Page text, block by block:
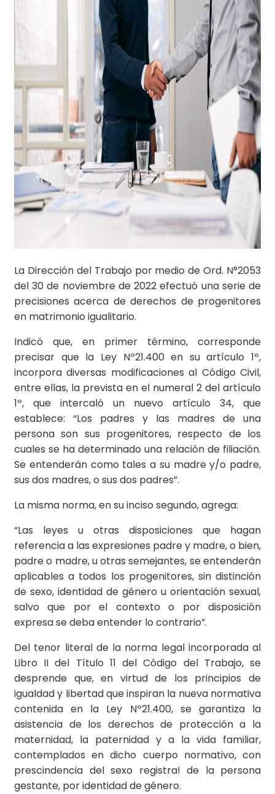
La Dirección del Trabajo por medio de Ord. N°2053
del 30 de noviembre de 2022 efectuó una serie de
precisiones acerca de derechos de progenitores
en matrimonio igualitario.
Indicó que, en primer término, corresponde
precisar que la Ley Nº21.400 en su artículo 1º,
incorpora diversas modificaciones al Código Civil,
entre ellas, la prevista en el numeral 2 del artículo
1º, que intercaló un nuevo artículo 34, que
establece: “Los padres y las madres de una
persona son sus progenitores, respecto de los
cuales se ha determinado una relación de filiación.
Se entenderán como tales a su madre y/o padre,
sus dos madres, o sus dos padres”.
La misma norma, en su inciso segundo, agrega:
“Las leyes u otras disposiciones que hagan
referencia a las expresiones padre y madre, o bien,
padre o madre, u otras semejantes, se entenderán
aplicables a todos los progenitores, sin distinción
de sexo, identidad de género u orientación sexual,
salvo que por el contexto o por disposición
expresa se deba entender lo contrario”.
Del tenor literal de la norma legal incorporada al
Libro II del Título 11 del Código del Trabajo, se
desprende que, en virtud de los principios de
igualdad y libertad que inspiran la nueva normativa
contenida en la Ley Nº21.400, se garantiza la
asistencia de los derechos de protección a la
maternidad, la paternidad y a la vida familiar,
contemplados en dicho cuerpo normativo, con
prescindencia del sexo registra! de la persona
gestante, por identidad de género.